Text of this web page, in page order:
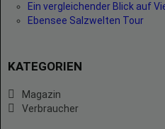
Ein vergleichender Blick auf
Ebensee Salzwelten Tour
KATEGORIEN
Magazin
Verbraucher